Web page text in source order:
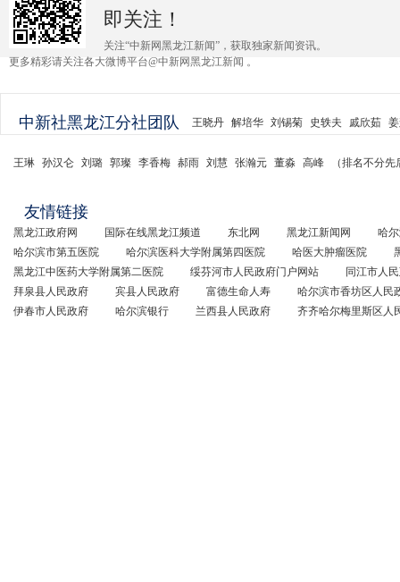
即关注！
关注“中新网黑龙江新闻”，获取独家新闻资讯。
更多精彩请关注各大微博平台@中新网黑龙江新闻 。
中新社黑龙江分社团队 王晓丹 解培华 刘锡菊 史轶夫 戚欣茹
王琳 孙汉仑 刘璐 郭璨 李香梅 郝雨 刘慧 张瀚元 董淼 高峰 （排名不分先
友情链接
黑龙江政府网 国际在线黑龙江频道 东北网 黑龙江新闻网
哈
哈尔滨市第五医院
哈尔滨医科大学附属第四医院 哈医大肿瘤医院
黑龙江中医药大学附属第二医院
绥芬河市人民政府门户网站
同江市人
拜泉县人民政府
宾县人民政府 富德生命人寿
哈尔滨市香坊区人民
伊春市人民政府
哈尔滨银行 兰西县人民政府 齐齐哈尔梅里斯区人